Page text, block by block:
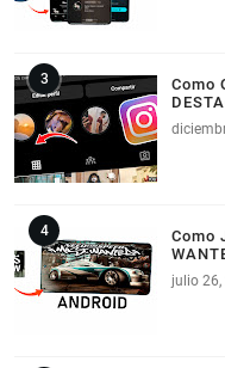
Como
Como
julio 26,